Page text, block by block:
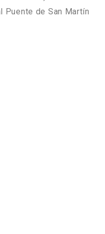
Puente de San Martín